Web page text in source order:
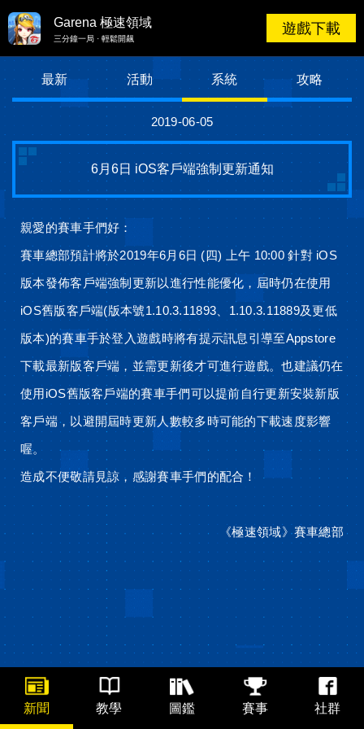
Garena 極速領域
Garena 極速領域
三分鐘一局 · 輕鬆開飆
遊戲下載
最新 活動 系統 攻略
6月6日 iOS客戶端強制更新通知
2019-06-05
親愛的賽車手們好：
賽車總部預計將於2019年6月6日 (四) 上午 10:00 針對 iOS
版本發佈客戶端強制更新以進行性能優化，屆時仍在使用
iOS舊版客戶端(版本號1.10.3.11893、1.10.3.11889及更低
版本)的賽車手於登入遊戲時將有提示訊息引導至Appstore
下載最新版客戶端，並需更新後才可進行遊戲。也建議仍在
使用iOS舊版客戶端的賽車手們可以提前自行更新安裝新版
客戶端，以避開屆時更新人數較多時可能的下載速度影響
喔。
造成不便敬請見諒，感謝賽車手們的配合！
《極速領域》賽車總部
新聞 教學 圖鑑 賽事 社群